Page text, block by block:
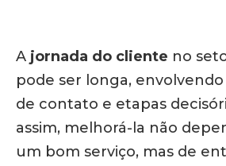
A jornada do cliente no
pode ser longa,
de contato e etapas
assim, melhorá-la não
um bom serviço, mas de